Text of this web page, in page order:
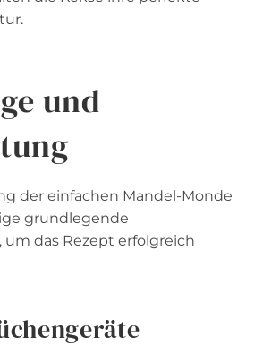
und
der einfachen Mandel-Monde
grundlegende
das Rezept erfolgreich